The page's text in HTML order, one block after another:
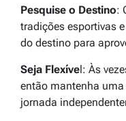
Pesquise o Destino:
tradições esportivas
do destino para
Seja Flexível: Às
então mantenha
jornada